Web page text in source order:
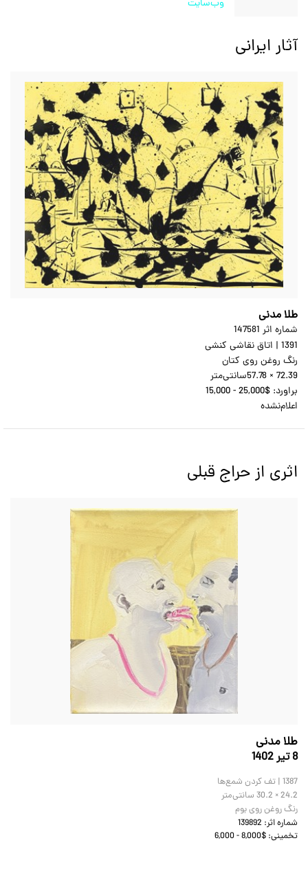
وب‌سایت
آثار ایرانی
طلا مدنی
شماره اثر 147581
1391
| اتاق نقاشی کنشی
رنگ روغن روی کتان
57.78 × 72.39سانتی‌متر
براورد: 15,000 - 25,000$
اعلام‌نشده
اثری از حراج قبلی
طلا مدنی
8 تير 1402
1387 | تف کردن شمع‌ها
30.2 × 24.2 سانتی‌متر
رنگ روغن روی بوم
شماره اثر: 139892
تخمینی: 6,000 - 8,000$